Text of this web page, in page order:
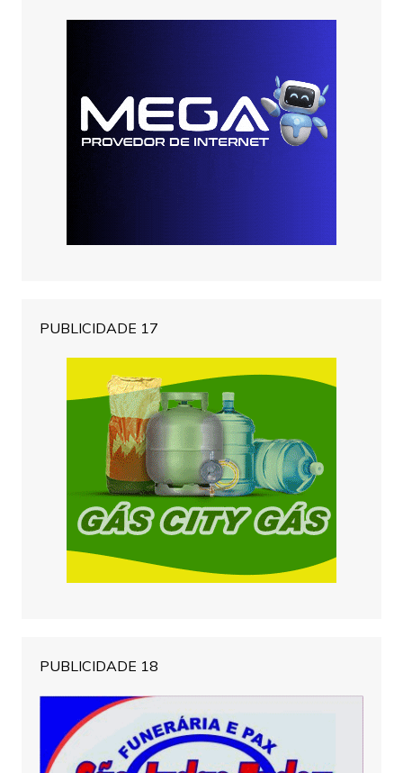
PUBLICIDADE 17
PUBLICIDADE 18